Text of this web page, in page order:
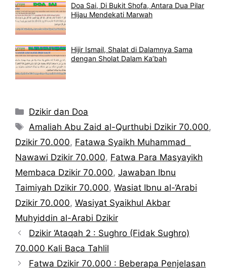
Doa Sai, Di Bukit Shofa, Antara Dua Pilar
Hijau Mendekati Marwah
Hijir Ismail, Shalat di Dalamnya Sama
dengan Sholat Dalam Ka’bah
Kategori
Dzikir dan Doa
Tag
Amaliah Abu Zaid al-Qurthubi Dzikir 70.000,
Dzikir 70.000, Fatawa Syaikh Muhammad
Nawawi Dzikir 70.000, Fatwa Para Masyayikh
Membaca Dzikir 70.000, Jawaban Ibnu
Taimiyah Dzikir 70.000, Wasiat Ibnu al-‘Arabi
Dzikir 70.000, Wasiyat Syaikhul Akbar
Muhyiddin al-Arabi Dzikir
Dzikir ‘Ataqah 2 : Sughro (Fidak Sughro)
70.000 Kali Baca Tahlil
Fatwa Dzikir 70.000 : Beberapa Penjelasan